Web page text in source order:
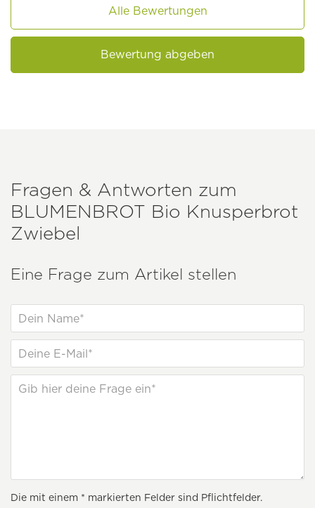
Alle Bewertungen
Bewertung abgeben
Fragen & Antworten zum
BLUMENBROT Bio Knusperbrot
Zwiebel
Eine Frage zum Artikel stellen
Die mit einem * markierten Felder sind Pflichtfelder.